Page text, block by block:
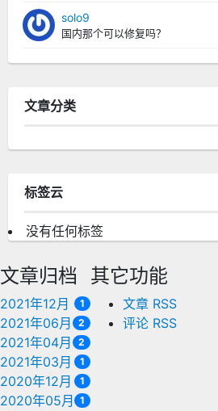
solo9
国内那个可以修复吗？
文章分类
标签云
没有任何标签
文章归档
2021年12月 1
2021年06月 2
2021年04月 2
2021年03月 1
2020年12月 1
2020年05月 1
其它功能
文章 RSS
评论 RSS